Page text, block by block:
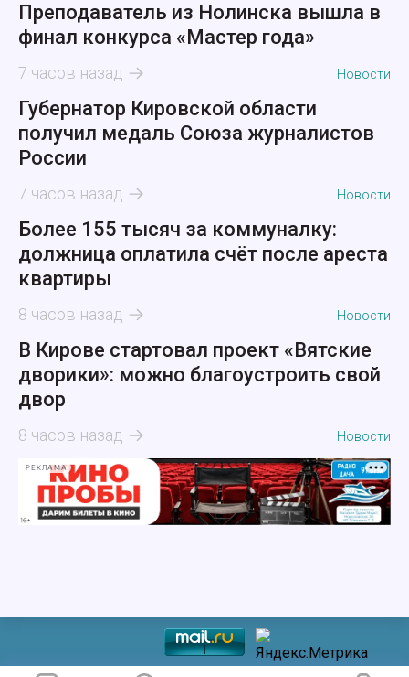
Преподаватель из Нолинска вышла в
финал конкурса «Мастер года»
7 часов назад Новости
Губернатор Кировской области
получил медаль Союза журналистов
России
7 часов назад Новости
Более 155 тысяч за коммуналку:
должница оплатила счёт после ареста
квартиры
8 часов назад Новости
В Кирове стартовал проект «Вятские
дворики»: можно благоустроить свой
двор
8 часов назад Новости
РЕКЛАМА